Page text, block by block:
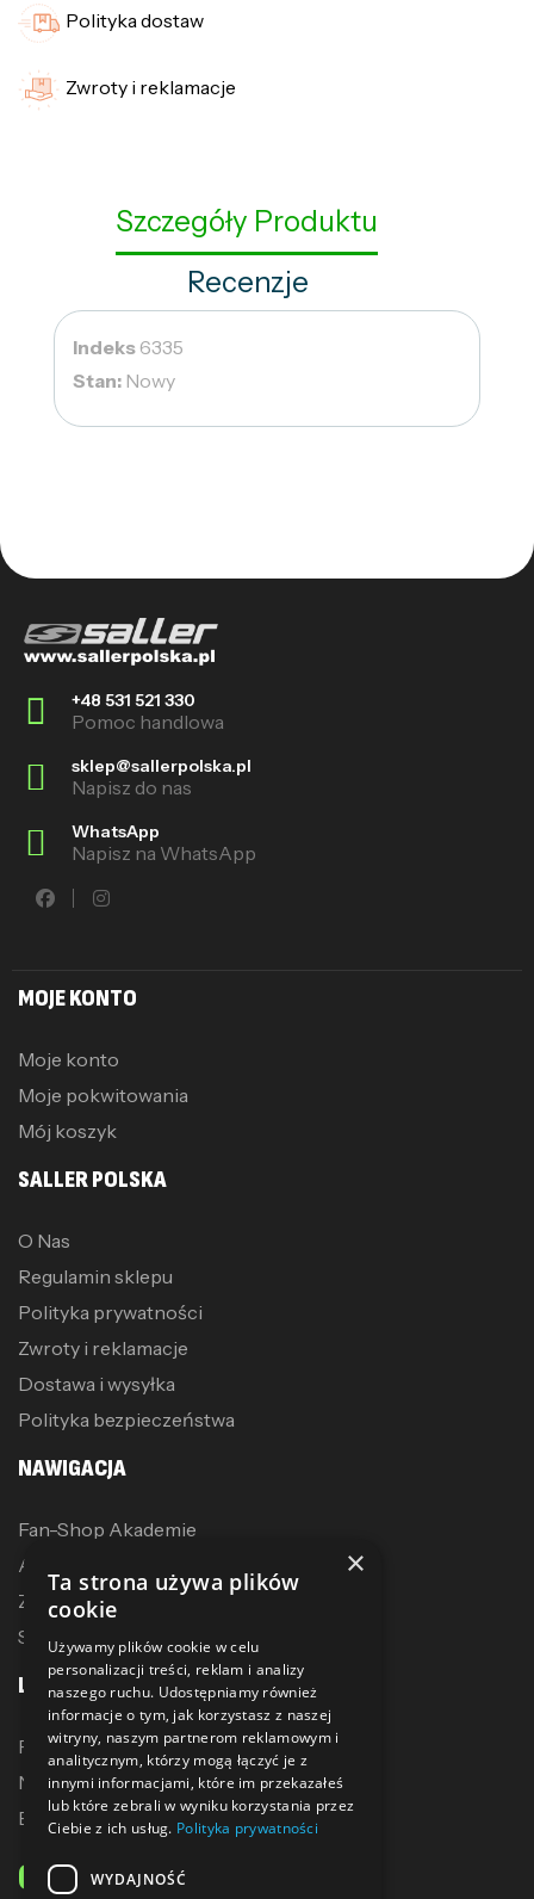
Polityka dostaw
Zwroty i reklamacje
Szczegóły Produktu
Recenzje
Indeks 6335
Stan: Nowy
+48 531 521 330
Pomoc handlowa
sklep@sallerpolska.pl
Napisz do nas
WhatsApp
Napisz na WhatsApp
MOJE KONTO
Moje konto
Moje pokwitowania
Mój koszyk
SALLER POLSKA
O Nas
Regulamin sklepu
Polityka prywatności
Zwroty i reklamacje
Dostawa i wysyłka
Polityka bezpieczeństwa
NAWIGACJA
Fan-Shop Akademie
Akcesoria treningowe
Zostań dystrybutorem
Sublimacja
LINKI
Promocje
Nowe produkty
Bestsellery
ODBIERZ 10% ZNIŻKI
×
Ta strona używa plików
cookie
Używamy plików cookie w celu
personalizacji treści, reklam i analizy
naszego ruchu. Udostępniamy również
informacje o tym, jak korzystasz z naszej
witryny, naszym partnerom reklamowym i
analitycznym, którzy mogą łączyć je z
innymi informacjami, które im przekazałeś
lub które zebrali w wyniku korzystania przez
Ciebie z ich usług. Polityka prywatności
WYDAJNOŚĆ